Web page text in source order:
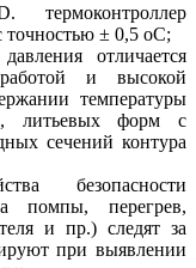
термоконтроллер
точностью ± 0,5 оC;
отличается
работой и высокой
температуры
литьевых форм с
сечений контура
безопасности
помпы, перегрев,
и пр.) следят за
при выявлении